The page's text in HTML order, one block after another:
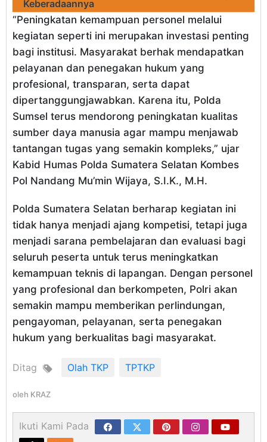
Keberadaannya
“Peningkatan kemampuan personel melalui
kegiatan seperti ini merupakan investasi penting
bagi institusi. Masyarakat berhak mendapatkan
pelayanan dan penegakan hukum yang
profesional, transparan, serta dapat
dipertanggungjawabkan. Karena itu, Polda
Sumsel terus mendorong peningkatan kualitas
sumber daya manusia agar mampu menjawab
tantangan tugas yang semakin kompleks,” ujar
Kabid Humas Polda Sumatera Selatan Kombes
Pol Nandang Mu’min Wijaya, S.I.K., M.H.
Polda Sumatera Selatan berharap kegiatan ini
tidak hanya menjadi ajang kompetisi, tetapi juga
menjadi sarana pembelajaran dan evaluasi bagi
seluruh peserta untuk terus meningkatkan
kemampuan teknis di lapangan. Dengan personel
yang profesional dan berkompeten, Polri akan
semakin mampu memberikan perlindungan,
pengayoman, pelayanan, serta penegakan
hukum yang berkualitas bagi masyarakat.
Ditag Olah TKP TPTKP
oleh KRAZ
Ikuti Kami Pada